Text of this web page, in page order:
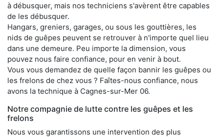
à débusquer, mais nos techniciens s'avèrent être capables
de les débusquer.
Hangars, greniers, garages, ou sous les gouttières, les
nids de guêpes peuvent se retrouver à n'importe quel lieu
dans une demeure. Peu importe la dimension, vous
pouvez nous faire confiance, pour en venir à bout.
Vous vous demandez de quelle façon bannir les guêpes ou
les frelons de chez vous ? Faîtes-nous confiance, nous
avons la technique à Cagnes-sur-Mer 06.
Notre compagnie de lutte contre les guêpes et les
frelons
Nous vous garantissons une intervention des plus